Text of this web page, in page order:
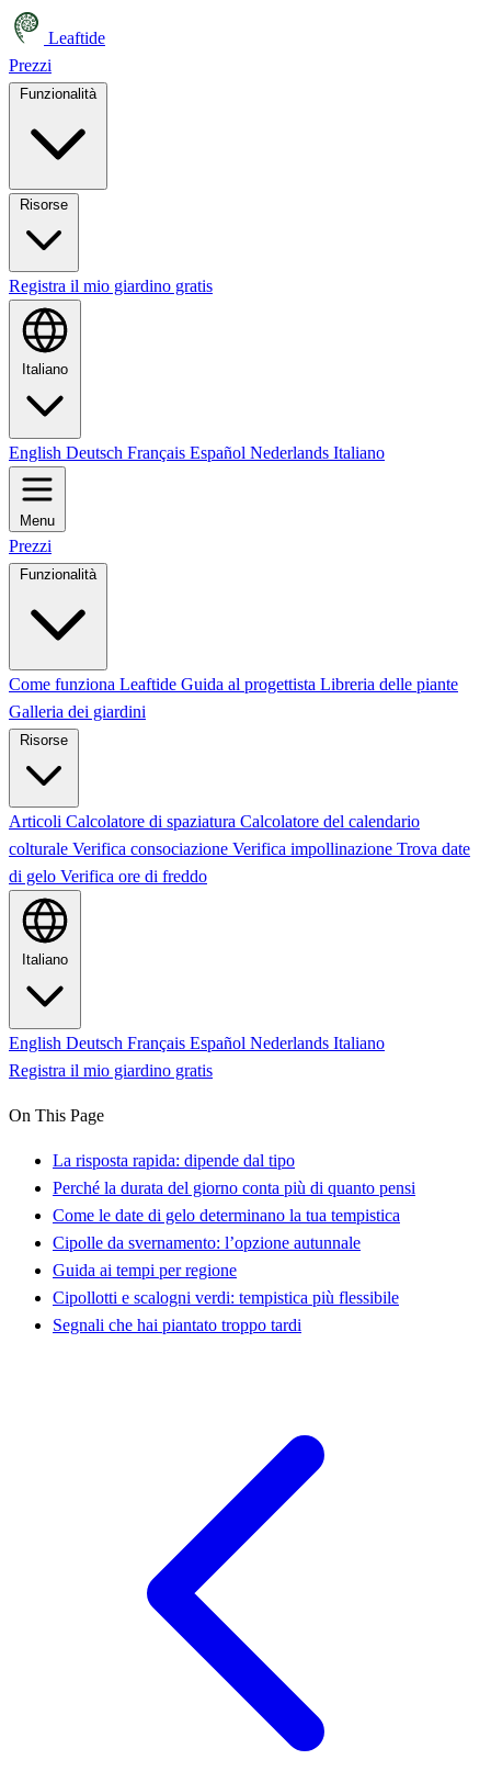
Leaftide
Prezzi
Funzionalità
Registra il mio giardino gratis
Italiano
English Deutsch Français Español Nederlands Italiano
Menu
Prezzi
Funzionalità
Come funziona Leaftide Guida al progettista Libreria delle piante
Galleria dei giardini
Risorse
Articoli Calcolatore di spaziatura Calcolatore del calendario
colturale Verifica consociazione Verifica impollinazione Trova date
di gelo Verifica ore di freddo
Italiano
English Deutsch Français Español Nederlands Italiano
Registra il mio giardino gratis
On This Page
La risposta rapida: dipende dal tipo
Perché la durata del giorno conta più di quanto pensi
Come le date di gelo determinano la tua tempistica
Cipolle da svernamento: l’opzione autunnale
Guida ai tempi per regione
Cipollotti e scalogni verdi: tempistica più flessibile
Segnali che hai piantato troppo tardi